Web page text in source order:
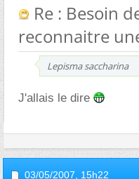
Re : Besoin
reconnaitre
Lepisma saccharina
J'allais le dire
03/05/2007, 15h22